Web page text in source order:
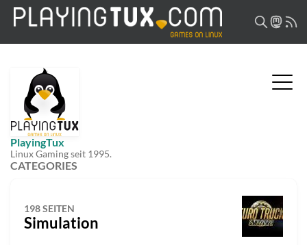
PlayingTux
Linux Gaming seit 1995.
CATEGORIES
198 SEITEN
Simulation